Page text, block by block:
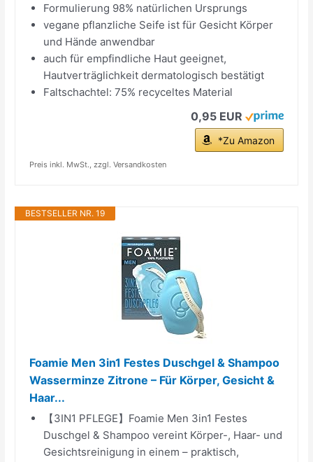
Formulierung 98% natürlichen Ursprungs
vegane pflanzliche Seife ist für Gesicht Körper
und Hände anwendbar
auch für empfindliche Haut geeignet,
Hautverträglichkeit dermatologisch bestätigt
Faltschachtel: 75% recyceltes Material
0,95 EUR
*Zu Amazon
Preis inkl. MwSt., zzgl. Versandkosten
BESTSELLER NR. 19
Foamie Men 3in1 Festes Duschgel & Shampoo
Wasserminze Zitrone – Für Körper, Gesicht &
Haar...
【3IN1 PFLEGE】Foamie Men 3in1 Festes
Duschgel & Shampoo vereint Körper-, Haar- und
Gesichtsreinigung in einem – praktisch,